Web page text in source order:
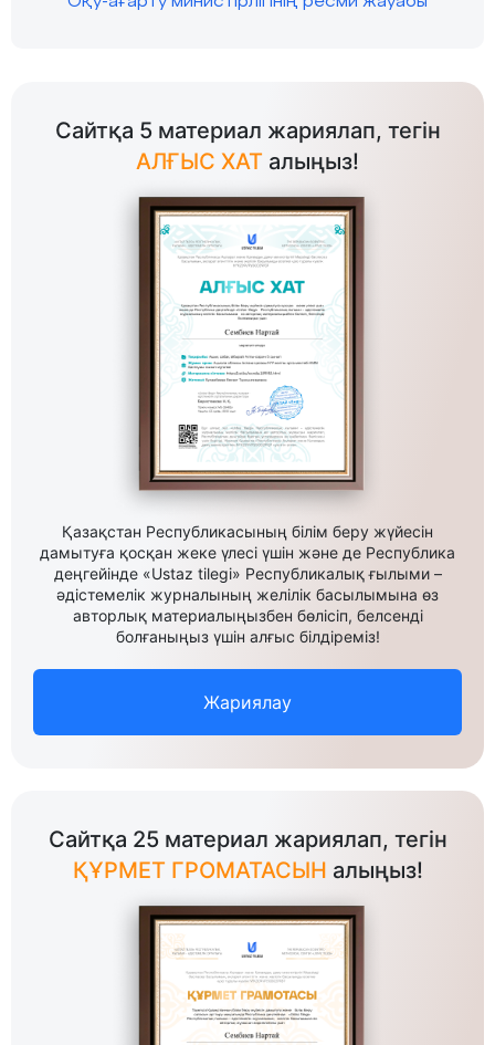
Сайтқа 5 материал жариялап, тегін
АЛҒЫС ХАТ алыңыз!
Қазақстан Республикасының білім беру жүйесін
дамытуға қосқан жеке үлесі үшін және де Республика
деңгейінде «Ustaz tilegi» Республикалық ғылыми –
әдістемелік журналының желілік басылымына өз
авторлық материалыңызбен бөлісіп, белсенді
болғаныңыз үшін алғыс білдіреміз!
Жариялау
Сайтқа 25 материал жариялап, тегін
ҚҰРМЕТ ГРОМАТАСЫН алыңыз!